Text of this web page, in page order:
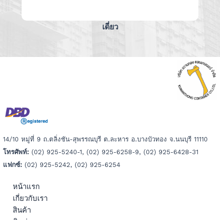
เดี่ยว
14/10 หมู่ที่ 9 ถ.ตลิ่งชัน-สุพรรณบุรี ต.ละหาร อ.บางบัวทอง จ.นนบุรี 11110
โทรศัพท์: (02) 925-5240-1, (02) 925-6258-9, (02) 925-6428-31
แฟกซ์: (02) 925-5242, (02) 925-6254
หน้าแรก
เกี่ยวกับเรา
สินค้า